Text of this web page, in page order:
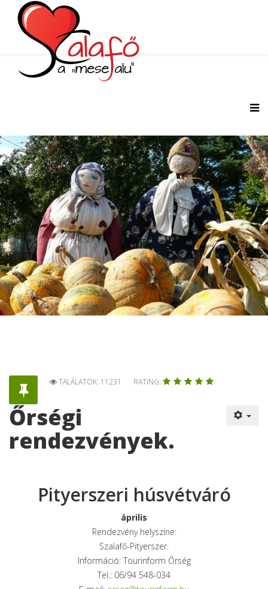
TALÁLATOK: 11231 RATING:
Őrségi
rendezvények.
Pityerszeri húsvétváró
április
Rendezvény helyszíne:
Szalafő-Pityerszer.
Információ: Tourinform Őrség
Tel.: 06/94 548-034